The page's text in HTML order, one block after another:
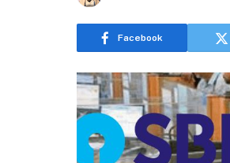
Facebook